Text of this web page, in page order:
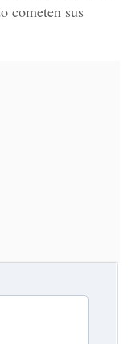
cometen sus